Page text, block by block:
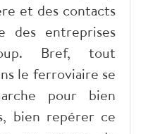
et des contacts
des entreprises
Bref, tout
le ferroviaire se
pour bien
bien repérer ce